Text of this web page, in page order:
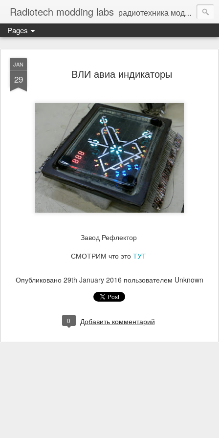
Radiotech modding labs радиотехника моддинг винтажная электроника - Vintage Electronic
Pages
JAN
29 ВЛИ авиа индикаторы
Завод Рефлектор
СМОТРИМ что это ТУТ
Опубликовано 29th January 2016 пользователем Unknown
0 Добавить комментарий